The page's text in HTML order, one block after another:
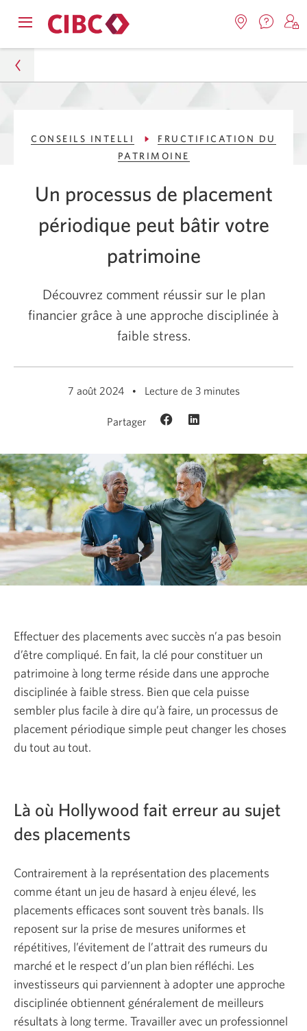
Passer
en
Passer
navigation
menu.
fenêtre
Conseils Intelli
Pour constituer un patrimoine, envisagez les
placements automatisés
CONSEILS INTELLI
FRUCTIFICATION DU
PATRIMOINE
Un processus de placement
périodique peut bâtir votre
patrimoine
Découvrez comment réussir sur le plan
financier grâce à une approche disciplinée à
faible stress.
7 août 2024 Lecture de 3 minutes
Partager
Effectuer des placements avec succès n’a pas besoin
d’être compliqué. En fait, la clé pour constituer un
patrimoine à long terme réside dans une approche
disciplinée à faible stress. Bien que cela puisse
sembler plus facile à dire qu’à faire, un processus de
placement périodique simple peut changer les choses
du tout au tout.
Là où Hollywood fait erreur au sujet
des placements
Contrairement à la représentation des placements
comme étant un jeu de hasard à enjeu élevé, les
placements efficaces sont souvent très banals. Ils
reposent sur la prise de mesures uniformes et
répétitives, l’évitement de l’attrait des rumeurs du
marché et le respect d’un plan bien réfléchi. Les
investisseurs qui parviennent à adopter une approche
disciplinée obtiennent généralement de meilleurs
résultats à long terme. Travailler avec un professionnel